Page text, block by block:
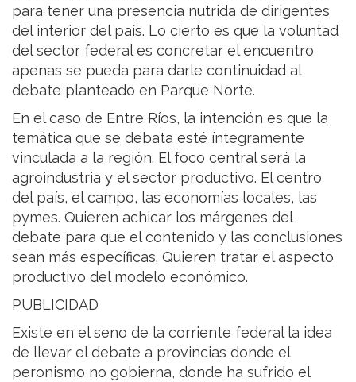
para tener una presencia nutrida de dirigentes
del interior del país. Lo cierto es que la voluntad
del sector federal es concretar el encuentro
apenas se pueda para darle continuidad al
debate planteado en Parque Norte.
En el caso de Entre Ríos, la intención es que la
temática que se debata esté íntegramente
vinculada a la región. El foco central será la
agroindustria y el sector productivo. El centro
del país, el campo, las economías locales, las
pymes. Quieren achicar los márgenes del
debate para que el contenido y las conclusiones
sean más específicas. Quieren tratar el aspecto
productivo del modelo económico.
PUBLICIDAD
Existe en el seno de la corriente federal la idea
de llevar el debate a provincias donde el
peronismo no gobierna, donde ha sufrido el